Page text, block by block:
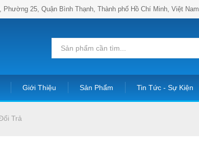
Phường 25, Quận Bình Thạnh, Thành phố Hồ Chí Minh, Việt Nam
Giới Thiệu Sản Phẩm Tin Tức - Sự Kiện
Trả